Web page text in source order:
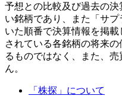
予想との比較及び過去の
い銘柄であり、また「サ
いた順番で決算情報を掲
されている各銘柄の将来
るものではなく、また、
ん。
「株探」について